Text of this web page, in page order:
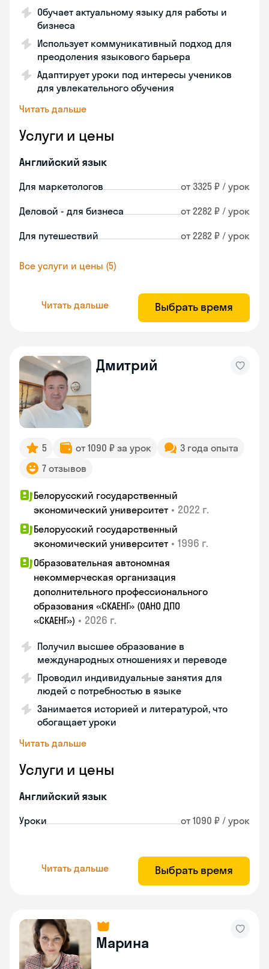
Обучает актуальному языку для работы и
бизнеса
Использует коммуникативный подход для
преодоления языкового барьера
Адаптирует уроки под интересы учеников
для увлекательного обучения
Читать дальше
Услуги и цены
Английский язык
Для маркетологов от 3325 ₽ / урок
Деловой - для бизнеса от 2282 ₽ / урок
Для путешествий от 2282 ₽ / урок
Все услуги и цены (5)
Читать дальше Выбрать время
Дмитрий
5 от 1090 ₽ за урок
3 года опыта
7 отзывов
Белорусский государственный
экономический университет • 2022 г.
Белорусский государственный
экономический университет • 1996 г.
Образовательная автономная
некоммерческая организация
дополнительного профессионального
образования «СКАЕНГ» (ОАНО ДПО
«СКАЕНГ») • 2026 г.
Получил высшее образование в
международных отношениях и переводе
Проводил индивидуальные занятия для
людей с потребностью в языке
Занимается историей и литературой, что
обогащает уроки
Читать дальше
Услуги и цены
Английский язык
Уроки от 1090 ₽ / урок
Читать дальше Выбрать время
Марина